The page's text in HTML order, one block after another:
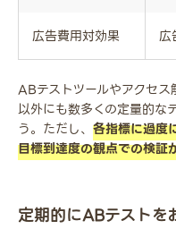
広告費用対効果 広
ABテストツールやアクセ
以外にも数多くの定量的な
う。ただし、 各指標に過度
目標到達度の観点での検証
定期的にABテストを